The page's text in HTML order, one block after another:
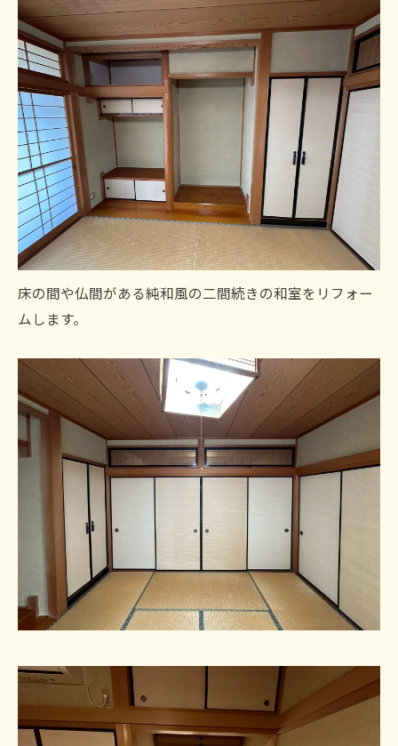
床の間や仏間がある純和風の二間続きの和室をリフォー
ムします。